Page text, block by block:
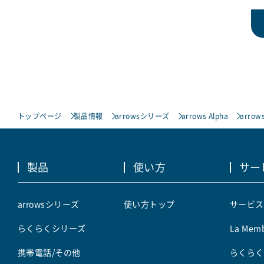
トップページ 製品情報 arrowsシリーズ arrows Alpha
製品
arrowsシリーズ
らくらくシリーズ
携帯電話/その他
使い方
使い方トップ
サ
サービ
La
らくら